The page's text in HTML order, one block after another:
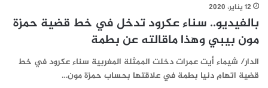
12 يناير، 2020
بالفيديو.. سناء عكرود تدخل في خط قضية حمزة
مون بيبي وهذا ماقالته عن بطمة
الدار/ شيماء أيت عمرات دخلت الممثلة المغربية سناء عكرود في خط
قضية اتهام دنيا بطمة في علاقتها بحساب حمزة مون…